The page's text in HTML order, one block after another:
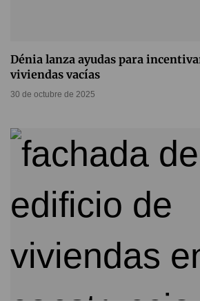
Dénia lanza ayudas para
viviendas vacías
30 de octubre de 2025